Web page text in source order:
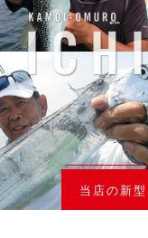
当店の新